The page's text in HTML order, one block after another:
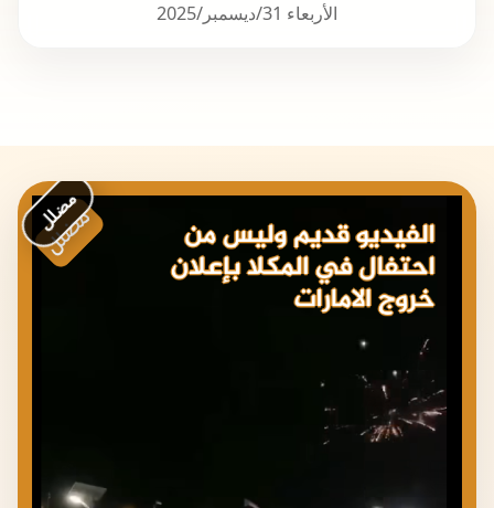
الأربعاء 31/ديسمبر/2025
مضلل